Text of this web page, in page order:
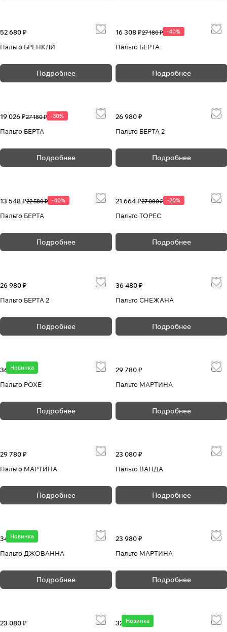
52 680 ₽
Пальто БРЕНКЛИ
Подробнее
16 308 ₽27 180 ₽ -40%
Пальто БЕРТА
Подробнее
19 026 ₽27 180 ₽ -30%
Пальто БЕРТА
Подробнее
26 980 ₽
Пальто БЕРТА 2
Подробнее
13 548 ₽22 580 ₽ -40%
Пальто БЕРТА
Подробнее
21 664 ₽27 080 ₽ -20%
Пальто ТОРЕС
Подробнее
26 980 ₽
Пальто БЕРТА 2
Подробнее
36 480 ₽
Пальто СНЕЖАНА
Подробнее
Новинка
36 580 ₽
Пальто РОХЕ
Подробнее
29 780 ₽
Пальто МАРТИНА
Подробнее
29 780 ₽
Пальто МАРТИНА
Подробнее
23 080 ₽
Пальто ВАНДА
Подробнее
Новинка
34 880 ₽
Пальто ДЖОВАННА
Подробнее
23 980 ₽
Пальто МАРТИНА
Подробнее
23 080 ₽ Новинка
32 680 ₽